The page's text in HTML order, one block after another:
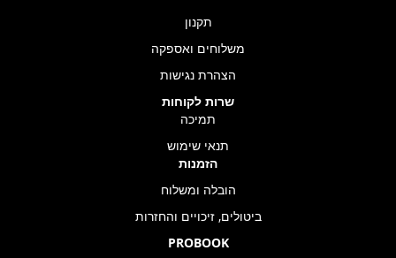
תקנון
משלוחים ואספקה
הצהרת נגישות
שרות לקוחות
תמיכה
תנאי שימוש
הזמנות
הובלה ומשלוח
ביטולים, זיכויים והחזרות
PROBOOK